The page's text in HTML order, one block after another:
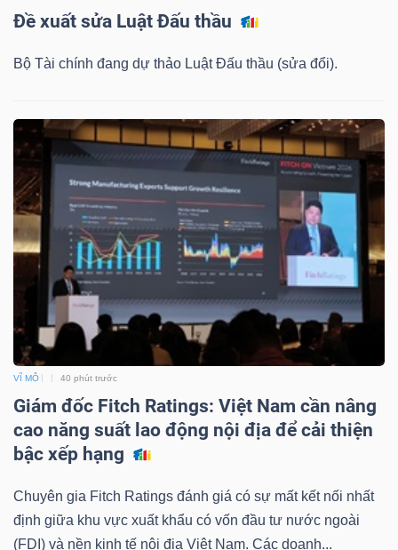
Đề xuất sửa Luật Đấu thầu
Bộ Tài chính đang dự thảo Luật Đấu thầu (sửa đổi).
VĨ MÔ 40 phút trước
Giám đốc Fitch Ratings: Việt Nam cần nâng
cao năng suất lao động nội địa để cải thiện
bậc xếp hạng
Chuyên gia Fitch Ratings đánh giá có sự mất kết nối nhất
định giữa khu vực xuất khẩu có vốn đầu tư nước ngoài
(FDI) và nền kinh tế nội địa Việt Nam. Các doanh...
viết
giả
(-)
Báo
cáo
phân
Thuật
ngữ
(-)
vụ
(-)